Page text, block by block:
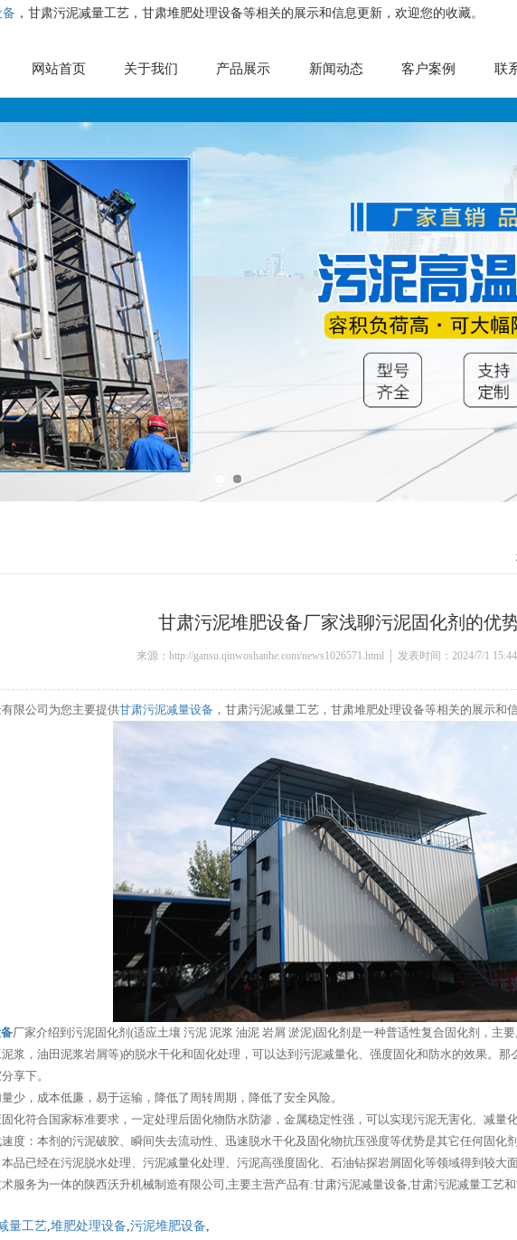
，甘肃污泥减量工艺，甘肃堆肥处理设备等相关的展示和信息更新，欢迎您的收藏。
网站首页 关于我们 产品展示 新闻动态 客户案例 联
甘肃污泥堆肥设备厂家浅聊污泥固化剂的优
来源：http://gansu.qinwoshanhe.com/news1026571.html │ 发表时间：2024/7/1
限公司为您主要提供甘肃污泥减量设备 ，甘肃污泥减量工艺，甘肃堆肥处理设备等相关的展示和
厂家介绍到污泥固化剂(适应土壤 污泥 泥浆 油泥 岩屑 淤泥)固化剂是一种普适性复合固化剂，主
浆，油田泥浆岩屑等)的脱水干化和固化处理，可以达到污泥减量化、强度固化和防水的效果。那
享下。
少，成本低廉，易于运输，降低了周转周期，降低了安全风险。
化符合国家标准要求，一定处理后固化物防水防渗，金属稳定性强，可以实现污泥无害化、减量化
度：本剂的污泥破胶、瞬间失去流动性、迅速脱水干化及固化物抗压强度等优势是其它任何固化剂
品已经在污泥脱水处理、污泥减量化处理、污泥高强度固化、石油钻探岩屑固化等领域得到较大面
服务为一体的陕西沃升机械制造有限公司,主要主营产品有:甘肃污泥减量设备,甘肃污泥减量工艺
量工艺,堆肥处理设备,污泥堆肥设备,